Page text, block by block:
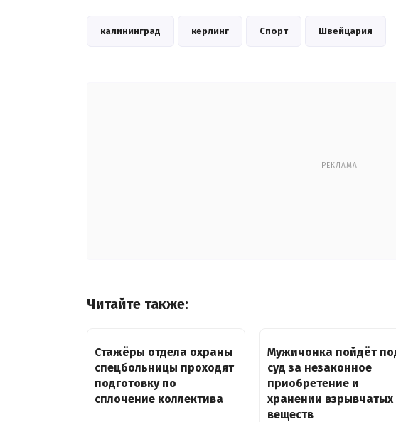
калининград керлинг Спорт Швейцария
РЕКЛАМА
Читайте также:
Стажёры отдела охраны
спецбольницы проходят
подготовку по
сплочение коллектива
Мужичонка пойдёт
суд за незаконное
приобретение и
хранении взрывчатых
веществ